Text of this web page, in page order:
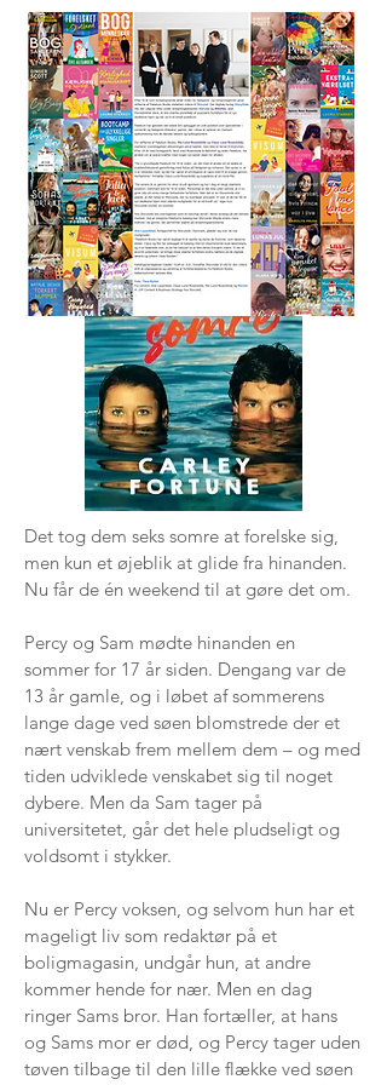
Alle disse somre
Carley Fortune
Det tog dem seks somre at forelske sig,
men kun et øjeblik at glide fra hinanden.
Nu får de én weekend til at gøre det om.
Percy og Sam mødte hinanden en
sommer for 17 år siden. Dengang var de
13 år gamle, og i løbet af sommerens
lange dage ved søen blomstrede der et
nært venskab frem mellem dem – og med
tiden udviklede venskabet sig til noget
dybere. Men da Sam tager på
universitetet, går det hele pludseligt og
voldsomt i stykker.
Nu er Percy voksen, og selvom hun har et
mageligt liv som redaktør på et
boligmagasin, undgår hun, at andre
kommer hende for nær. Men en dag
ringer Sams bror. Han fortæller, at hans
og Sams mor er død, og Percy tager uden
tøven tilbage til den lille flække ved søen